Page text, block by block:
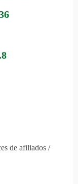
de afiliados /